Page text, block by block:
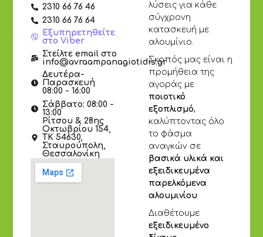
λύσεις για κάθε
σύγχρονη
κατασκευή με
αλουμίνιο.
Σκοπός μας είναι η
προμήθεια της
αγοράς με
ποιοτικό
εξοπλισμό,
καλύπτοντας όλο
το φάσμα
αναγκών σε
βασικά υλικά και
εξειδικευμένα
παρελκόμενα
αλουμινίου.
Διαθέτουμε
εξειδικευμένο
2310 66 76 46
2310 66 76 64
Εξυπηρετηθείτε
στο Viber
Στείλτε email στο
info@avraampanagiotidis.gr
Δευτέρα-
Παρασκευή
08:00 - 16:00
Σάββατο: 08:00 -
13:00
Ρίτσου & 28ης
Οκτωβρίου 154,
ΤΚ 54630,
Σταυρούπολη,
Θεσσαλονίκη